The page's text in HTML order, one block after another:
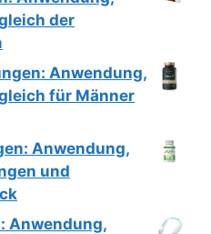
der
Anwendung,
für Männer
Anwendung,
und
Anwendung,